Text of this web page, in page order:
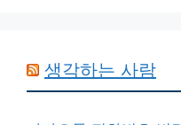
생각하는 사람